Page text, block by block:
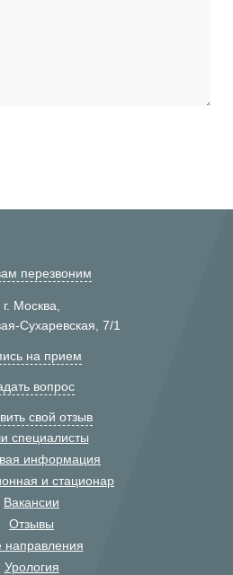
перезвоним
г. Москва,
Сухаревская, 7/1
на прием
вопрос
свой отзыв
специалисты
информация
и стационар
Вакансии
Отзывы
направления
Урология